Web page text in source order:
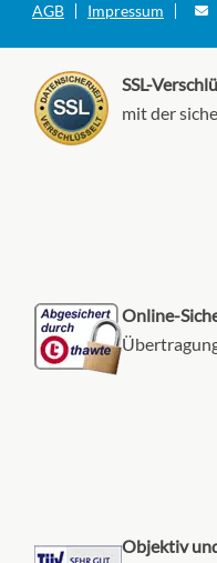
AGB Impressum
SSL-
mit der
Online-
Objektiv